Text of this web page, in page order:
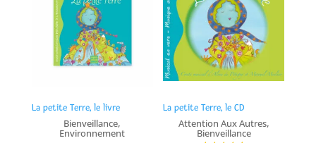
La petite Terre, le livre
Bienveillance,
Environnement
La petite Terre, le CD
Attention Aux Autres,
Bienveillance